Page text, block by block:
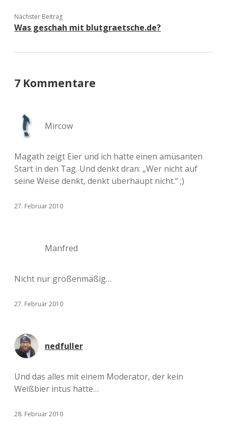
Nächster Beitrag
Was geschah mit blutgraetsche.de?
7 Kommentare
Mircow
Magath zeigt Eier und ich hatte einen amüsanten
Start in den Tag. Und denkt dran: „Wer nicht auf
seine Weise denkt, denkt überhaupt nicht.“ ;)
27. Februar 2010
Manfred
Nicht nur größenmäßig…
27. Februar 2010
nedfuller
Und das alles mit einem Moderator, der kein
Weißbier intus hatte…
28. Februar 2010